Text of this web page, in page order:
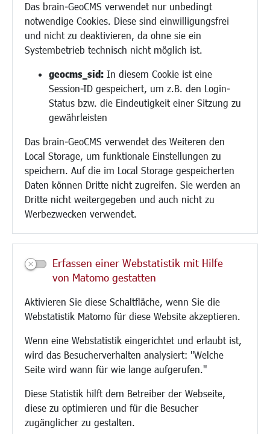
Das brain-GeoCMS verwendet nur unbedingt
notwendige Cookies. Diese sind einwilligungsfrei
und nicht zu deaktivieren, da ohne sie ein
Systembetrieb technisch nicht möglich ist.
geocms_sid: In diesem Cookie ist eine
Session-ID gespeichert, um z.B. den Login-
Status bzw. die Eindeutigkeit einer Sitzung zu
gewährleisten
Das brain-GeoCMS verwendet des Weiteren den
Local Storage, um funktionale Einstellungen zu
speichern. Auf die im Local Storage gespeicherten
Daten können Dritte nicht zugreifen. Sie werden an
Dritte nicht weitergegeben und auch nicht zu
Werbezwecken verwendet.
Erfassen einer Webstatistik mit Hilfe
von Matomo gestatten
Aktivieren Sie diese Schaltfläche, wenn Sie die
Webstatistik Matomo für diese Website akzeptieren.
Wenn eine Webstatistik eingerichtet und erlaubt ist,
wird das Besucherverhalten analysiert: "Welche
Seite wird wann für wie lange aufgerufen."
Diese Statistik hilft dem Betreiber der Webseite,
diese zu optimieren und für die Besucher
zugänglicher zu gestalten.
Demokratie leben
Ukrainehilfe
Hilfe für Geflüchtete
Religion
Bauen/Umwelt/Mobilität
Bebauungsplanung
Verkehr/Mobilität
Glasfaserausbau
Aktuelle Baustellen
Paddelteich
CINDY S
Kultur/Freizeit/Tourismus
Veranstaltungen
Neue Stadthalle Langen
Bäder
Musikschule
Stadtbücherei
Stadtarchiv
Museen
Hotels/Unterkünfte
Gastronomie
Kunstszene